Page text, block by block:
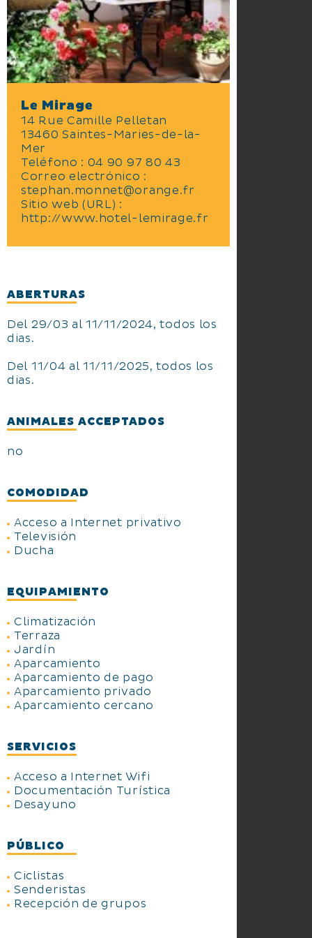
Le Mirage
14 Rue Camille Pelletan
13460 Saintes-Maries-de-la-
Mer
Teléfono : 04 90 97 80 43
Correo electrónico :
stephan.monnet@orange.fr
Sitio web (URL) :
http://www.hotel-lemirage.fr
ABERTURAS
Del 29/03 al 11/11/2024, todos los
dias.
Del 11/04 al 11/11/2025, todos los
dias.
ANIMALES ACCEPTADOS
no
COMODIDAD
Acceso a Internet privativo
Televisión
Ducha
EQUIPAMIENTO
Climatización
Terraza
Jardín
Aparcamiento
Aparcamiento de pago
Aparcamiento privado
Aparcamiento cercano
SERVICIOS
Acceso a Internet Wifi
Documentación Turística
Desayuno
PÚBLICO
Ciclistas
Senderistas
Recepción de grupos